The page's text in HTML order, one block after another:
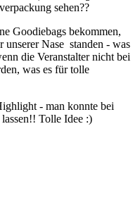
sehen??
Goodiebags bekommen,
Nase standen - was
die Veranstalter nicht bei
was es für tolle
- man konnte bei
Tolle Idee :)